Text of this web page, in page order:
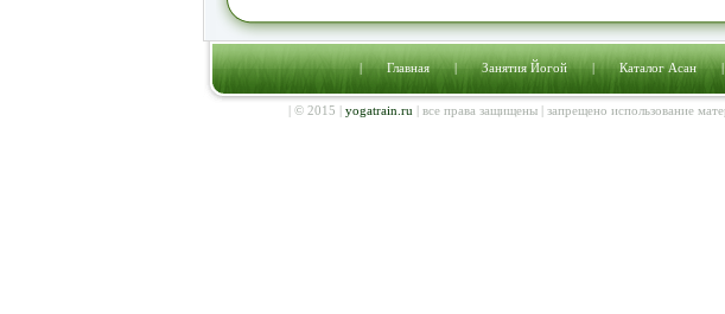
|Главная|Занятия Йогой|Каталог Асан
| © 2015 | yogatrain.ru | все права защищены | запрещено использование